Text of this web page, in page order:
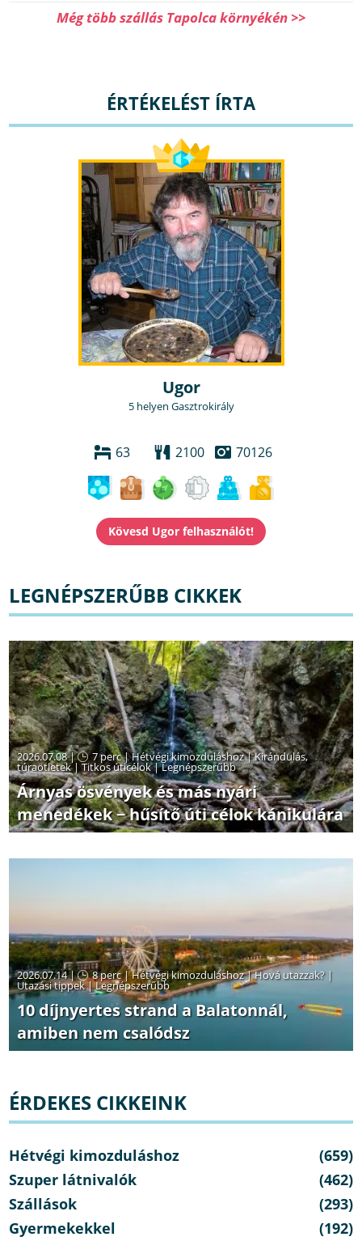
Még több szállás Tapolca környékén >>
ÉRTÉKELÉST ÍRTA
Ugor
5 helyen Gasztrokirály
63 2100 70126
LEGNÉPSZERŰBB CIKKEK
2026.07.08 | 7 perc|Hétvégi kimozduláshoz|Kirándulás,
túraötletek|Titkos úticélok|Legnépszerűbb
Árnyas ösvények és más nyári
menedékek − hűsítő úti célok kánikulára
2026.07.14 | 8 perc|Hétvégi kimozduláshoz|Hová utazzak? |
Utazási tippek|Legnépszerűbb
10 díjnyertes strand a Balatonnál,
amiben nem csalódsz
ÉRDEKES CIKKEINK
Hétvégi kimozduláshoz
(659)
Szuper látnivalók
(462)
Szállások
(293)
Gyermekekkel
(192)